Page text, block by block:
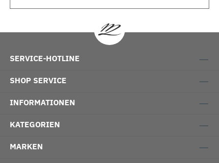
SERVICE-HOTLINE
SHOP SERVICE
INFORMATIONEN
KATEGORIEN
MARKEN